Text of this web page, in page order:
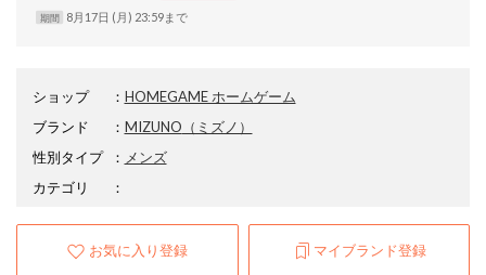
期間 8月17日 (月) 23:59まで
ショップ ： HOMEGAME ホームゲーム
ブランド
： MIZUNO （ミズノ）
性別タイプ
： メンズ
カテゴリ
：
お気に入り登録 マイブランド登録